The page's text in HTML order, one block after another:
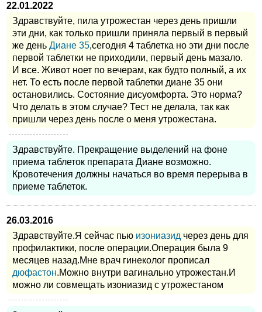
22.01.2022
Здравствуйте, пила утрожестан через день пришли
эти дни, как только пришли приняла первый в первый
же день Диане 35,сегодня 4 таблетка но эти дни после
первой таблетки не приходили, первый день мазало.
И все. Живот ноет по вечерам, как будто полный, а их
нет. То есть после первой таблетки диане 35 они
остановились. Состояние дисуомфорта. Это норма?
Что делать в этом случае? Тест не делала, так как
пришли через день после о меня утрожестана.
Здравствуйте. Прекращение выделений на фоне
приема таблеток препарата Диане возможно.
Кровотечения должны начаться во время перерыва в
приеме таблеток.
26.03.2016
Здравствуйте.Я сейчас пью изониазид через день для
профилактики, после операции.Операция была 9
месяцев назад.Мне врач гинеколог прописал
дюфастон.Можно внутри вагинально утрожестан.И
можно ли совмещать изониазид с утрожестаном